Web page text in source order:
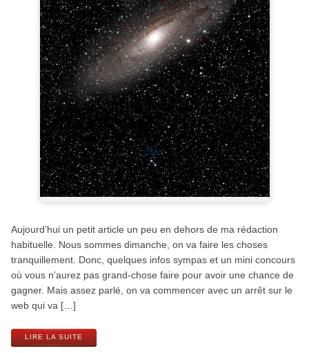
Aujourd’hui un petit article un peu en dehors de ma rédaction
habituelle. Nous sommes dimanche, on va faire les choses
tranquillement. Donc, quelques infos sympas et un mini concours
où vous n’aurez pas grand-chose faire pour avoir une chance de
gagner. Mais assez parlé, on va commencer avec un arrêt sur le
web qui va […]
LIRE LA SUITE